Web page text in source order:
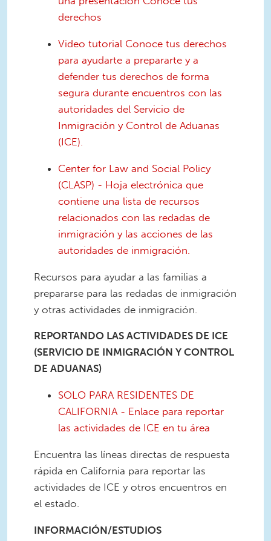
derechos
Video tutorial Conoce tus derechos
para ayudarte a prepararte y a
defender tus derechos de forma
segura durante encuentros con las
autoridades del Servicio de
Inmigración y Control de Aduanas
(ICE).
Center for Law and Social Policy
(CLASP) - Hoja electrónica que
contiene una lista de recursos
relacionados con las redadas de
inmigración y las acciones de las
autoridades de inmigración.
Recursos para ayudar a las familias a
prepararse para las redadas de inmigración
y otras actividades de inmigración.
REPORTANDO LAS ACTIVIDADES DE ICE
(SERVICIO DE INMIGRACIÓN Y CONTROL
DE ADUANAS)
SOLO PARA RESIDENTES DE
CALIFORNIA - Enlace para reportar
las actividades de ICE en tu área
Encuentra las líneas directas de respuesta
rápida en California para reportar las
actividades de ICE y otros encuentros en
el estado.
INFORMACIÓN/ESTUDIOS